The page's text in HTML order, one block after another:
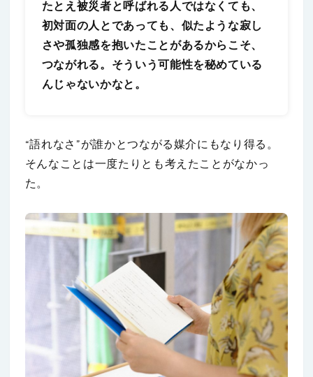
たとえ被災者と呼ばれる人ではなくても、
初対面の人とであっても、似たような寂し
さや孤独感を抱いたことがあるからこそ、
つながれる。そういう可能性を秘めている
んじゃないかなと。
“語れなさ”が誰かとつながる媒介にもなり得る。
そんなことは一度たりとも考えたことがなかっ
た。